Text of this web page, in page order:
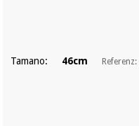
Tamano: 46cm Referenz: